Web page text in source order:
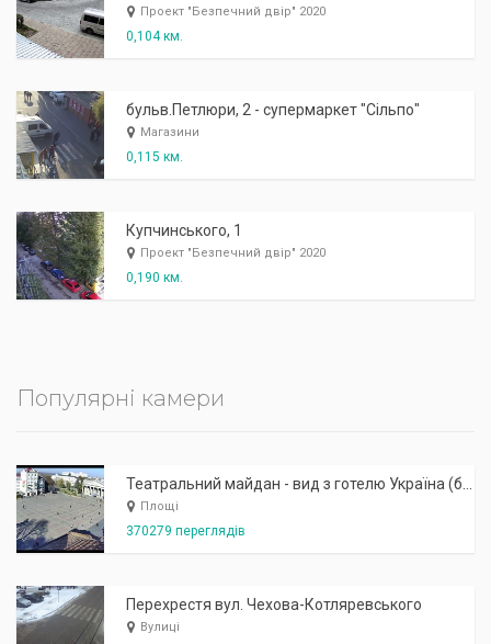
Проект "Безпечний двір" 2020
0,104 км.
бульв.Петлюри, 2 - супермаркет "Сільпо"
Магазини
0,115 км.
Купчинського, 1
Проект "Безпечний двір" 2020
0,190 км.
Популярні камери
Театральний майдан - вид з готелю Україна (бульв.Шевченка, 23)
Площі
370279 переглядів
Перехрестя вул. Чехова-Котляревського
Вулиці